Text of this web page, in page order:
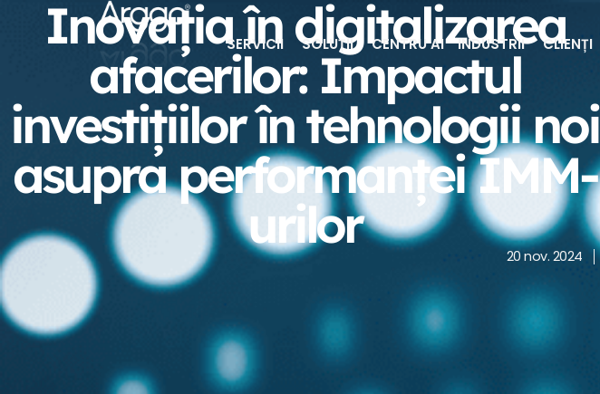
SERVICII SOLUȚII CENTRU AI INDUSTRII CLIENȚI
Inovația în digitalizarea
afacerilor: Impactul
investițiilor în tehnologii noi
asupra performanței IMM-
urilor
20 nov. 2024